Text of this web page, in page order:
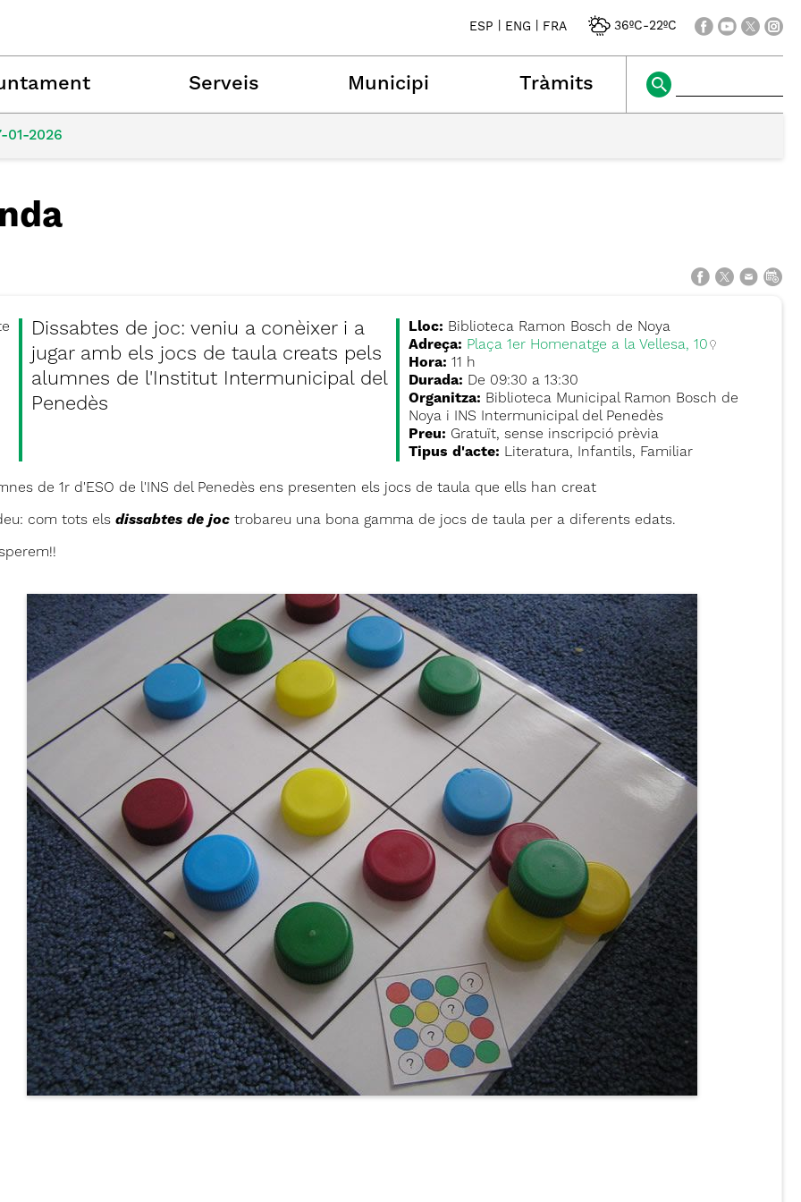
ESP ENG FRA 36ºC-22ºC
Serveis Municipi Tràmits
01-2026
Dissabtes de joc: veniu a conèixer i a
jugar amb els jocs de taula creats pels
alumnes de l'Institut Intermunicipal del
Penedès
Lloc: Biblioteca Ramon Bosch de Noya
Adreça: Plaça 1er Homenatge a la Vellesa, 10
Hora: 11 h
Durada: De 09:30 a 13:30
Organitza: Biblioteca Municipal Ramon Bosch de
Noya i INS Intermunicipal del Penedès
Preu: Gratuït, sense inscripció prèvia
Tipus d'acte: Literatura, Infantils, Familiar
de 1r d'ESO de l'INS del Penedès ens presenten els jocs de taula que ells han creat
com tots els dissabtes de joc trobareu una bona gamma de jocs de taula per a diferents edats.